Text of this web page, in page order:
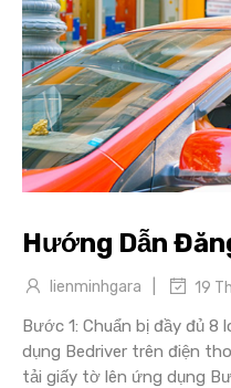
Hướng Dẫn
lienminhgara 19
Bước 1: Chuẩn bị đầy đủ
dụng Bedriver trên điện
tải giấy tờ lên ứng dụng